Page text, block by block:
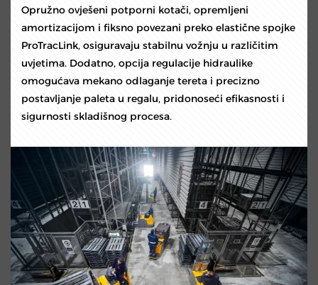
Opružno ovješeni potporni kotači, opremljeni
amortizacijom i fiksno povezani preko elastične spojke
ProTracLink, osiguravaju stabilnu vožnju u različitim
uvjetima. Dodatno, opcija regulacije hidraulike
omogućava mekano odlaganje tereta i precizno
postavljanje paleta u regalu, pridonoseći efikasnosti i
sigurnosti skladišnog procesa.